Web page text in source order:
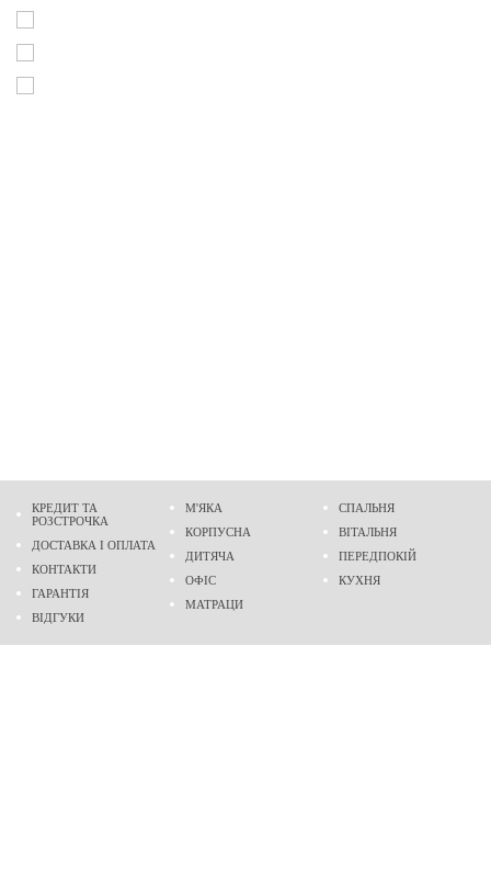
КРЕДИТ ТА
РОЗСТРОЧКА
ДОСТАВКА І ОПЛАТА
КОНТАКТИ
ГАРАНТІЯ
ВІДГУКИ
М'ЯКА
КОРПУСНА
ДИТЯЧА
ОФІС
МАТРАЦИ
СПАЛЬНЯ
ВІТАЛЬНЯ
ПЕРЕДПОКІЙ
КУХНЯ